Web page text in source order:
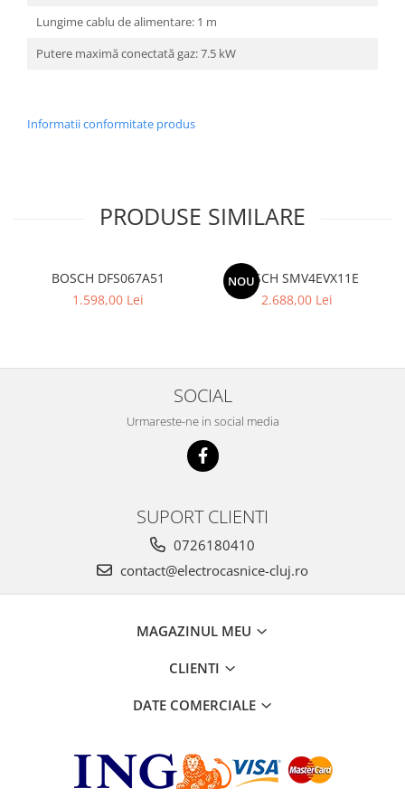
Lungime cablu de alimentare: 1 m
Putere maximă conectată gaz: 7.5 kW
Informatii conformitate produs
PRODUSE SIMILARE
BOSCH DFS067A51
1.598,00 Lei
NOU
BOSCH SMV4EVX11E
2.688,00 Lei
SOCIAL
Urmareste-ne in social media
SUPORT CLIENTI
0726180410
contact@electrocasnice-cluj.ro
MAGAZINUL MEU
CLIENTI
DATE COMERCIALE